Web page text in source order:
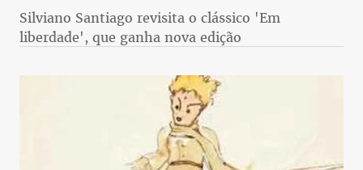
Silviano Santiago revisita o clássico 'Em
liberdade', que ganha nova edição